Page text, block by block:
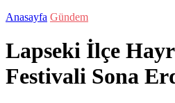
Anasayfa Gündem
Lapseki İlçe
Festivali Sona